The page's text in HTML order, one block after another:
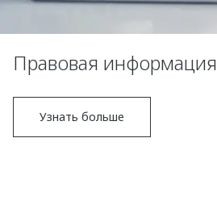
Правовая информация
Узнать больше